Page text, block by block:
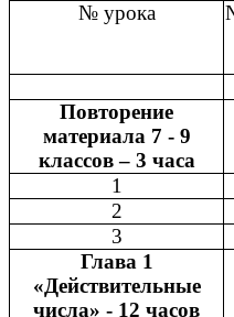
№ урока
Повторение
материала 7 - 9
классов – 3 часа
1
2
3
Глава 1
«Действительные
числа» - 12 часов